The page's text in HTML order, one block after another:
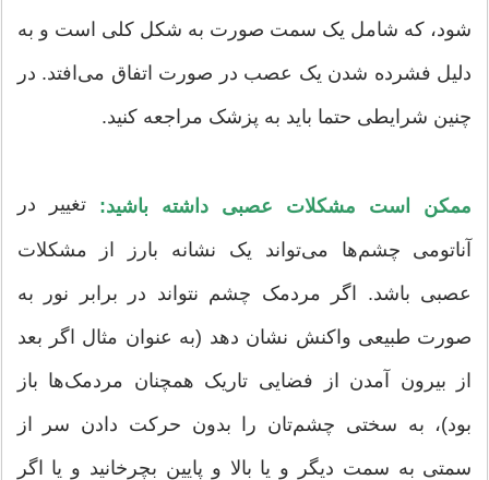
شود، که شامل یک سمت صورت به شکل کلی است و به
دلیل فشرده شدن یک عصب در صورت اتفاق می‌افتد. در
چنین شرایطی حتما باید به پزشک مراجعه کنید.
ممکن است مشکلات عصبی داشته باشید: تغییر در
آناتومی چشم‌ها می‌تواند یک نشانه بارز از مشکلات
عصبی باشد. اگر مردمک چشم نتواند در برابر نور به
صورت طبیعی واکنش نشان دهد (به عنوان مثال اگر بعد
از بیرون آمدن از فضایی تاریک همچنان مردمک‌ها باز
بود)، به سختی چشم‌تان را بدون حرکت دادن سر از
سمتی به سمت دیگر و یا بالا و پایین بچرخانید و یا اگر